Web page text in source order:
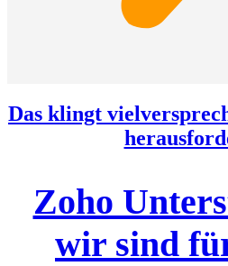
Das klingt
Zoho
wir sind